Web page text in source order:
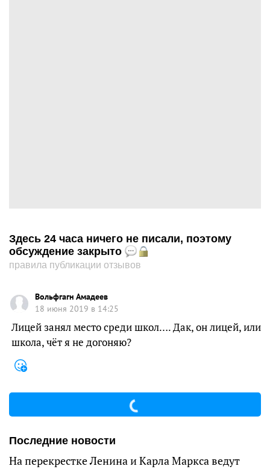
Здесь 24 часа ничего не писали, поэтому
обсуждение закрыто
правила публикации отзывов
Вольфгагн Амадеев
18 июня 2019 в 14:25
Лицей занял место среди школ…. Дак, он лицей, или
школа, чёт я не догоняю?
Последние новости
На перекрестке Ленина и Карла Маркса ведут